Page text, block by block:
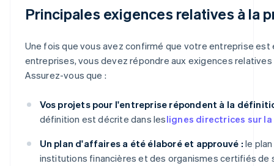
Principales exigences relatives à la
Une fois que vous avez confirmé que votre entreprise
entreprises, vous devez répondre aux exigences
Assurez-vous que :
Vos projets pour l'entreprise répondent à la
définition est décrite dans leslignes directrices sur
Un plan d'affaires a été élaboré et approuvé : le
institutions financières et des organismes certifiés de